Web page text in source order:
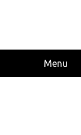
Menu